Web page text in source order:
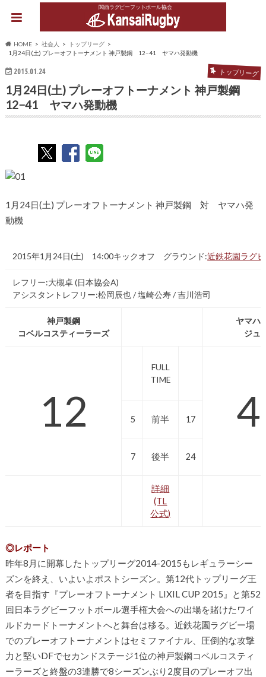
関西ラグビーフットボール協会
HOME 社会人
トップリーグ
1月24日(土) プレーオフトーナメント 神戸製鋼 12−41 ヤマハ発動機
2015.01.24 トップリーグ
1月24日(土) プレーオフトーナメント 神戸製鋼
12−41 ヤマハ発動機
1月24日(土) プレーオフトーナメント 神戸製鋼 対 ヤマハ発
動機
2015年1月24日(土) 14:00キックオフ グラウンド:近鉄花園ラグ
レフリー:大槻卓 (日本協会A)
アシスタントレフリー:松岡辰也 / 塩崎公寿 / 吉川浩司
神戸製鋼
コベルコスティーラーズ
ヤマハ
ジュ
12
FULL
TIME
5 前半 17
7 後半 24
詳細
(TL
公式)
◎レポート
昨年8月に開幕したトップリーグ2014-2015もレギュラーシー
ズンを終え、いよいよポストシーズン。第12代トップリーグ王
者を目指す『プレーオフトーナメント LIXIL CUP 2015』と第52
回日本ラグビーフットボール選手権大会への出場を賭けたワイ
ルドカードトーナメントへと舞台は移る。近鉄花園ラグビー場
でのプレーオフトーナメントはセミファイナル、圧倒的な攻撃
力と堅いDFでセカンドステージ1位の神戸製鋼コベルコスティ
ーラーズと終盤の3連勝で8シーズンぶり2度目のプレーオフ出